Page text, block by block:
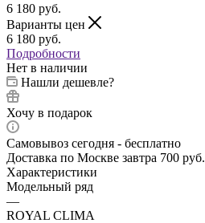
6 180 руб.
Варианты цен
6 180 руб.
Подробности
Нет в наличии
Нашли дешевле?
Хочу в подарок
Самовывоз сегодня - бесплатно
Доставка по Москве завтра 700 руб.
Характеристики
Модельный ряд
—
ROYAL CLIMA